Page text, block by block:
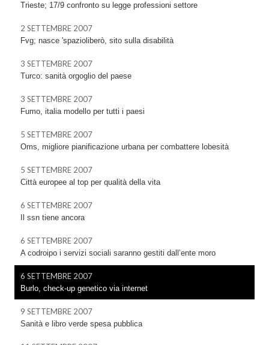
Trieste; 17/9 confronto su legge professioni settore
2 SETTEMBRE 2007
Fvg; nasce 'spazioliberò, sito sulla disabilità
3 SETTEMBRE 2007
Turco: sanità orgoglio del paese
3 SETTEMBRE 2007
Fumo, italia modello per tutti i paesi
5 SETTEMBRE 2007
Oms, migliore pianificazione urbana per combattere lobesità
5 SETTEMBRE 2007
Città europee al top per qualità della vita
6 SETTEMBRE 2007
Il ssn tiene ancora
6 SETTEMBRE 2007
A codroipo i servizi sociali saranno gestiti dall’ente moro
6 SETTEMBRE 2007
Burlo, check-up genetico via internet
9 SETTEMBRE 2007
Sanità e libro verde spesa pubblica